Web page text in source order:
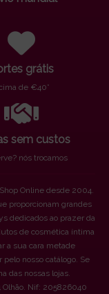
grátis
de €40*
sem custos
nós trocamos
Online desde 2004.
proporcionam grandes
dedicados ao prazer da
de cosmética íntima
a sua cara metade
nosso catálogo. Se
das nossas lojas.
Olhão. Nif: 205826040